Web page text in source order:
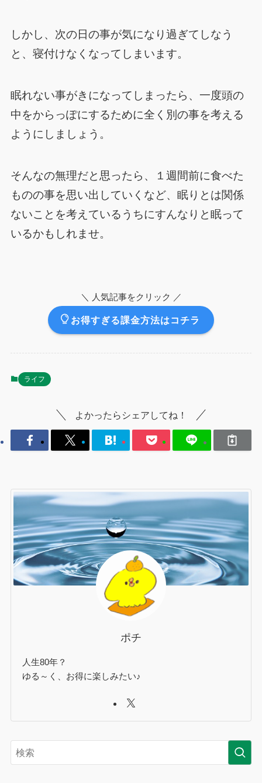
しかし、次の日の事が気になり過ぎてしなう
と、寝付けなくなってしまいます。
眠れない事がきになってしまったら、一度頭の
中をからっぽにするために全く別の事を考える
ようにしましょう。
そんなの無理だと思ったら、１週間前に食べた
ものの事を思い出していくなど、眠りとは関係
ないことを考えているうちにすんなりと眠って
いるかもしれませ。
＼ 人気記事をクリック ／
お得すぎる課金方法はコチラ
ライフ
よかったらシェアしてね！
ポチ
人生80年？
ゆる～く、お得に楽しみたい♪